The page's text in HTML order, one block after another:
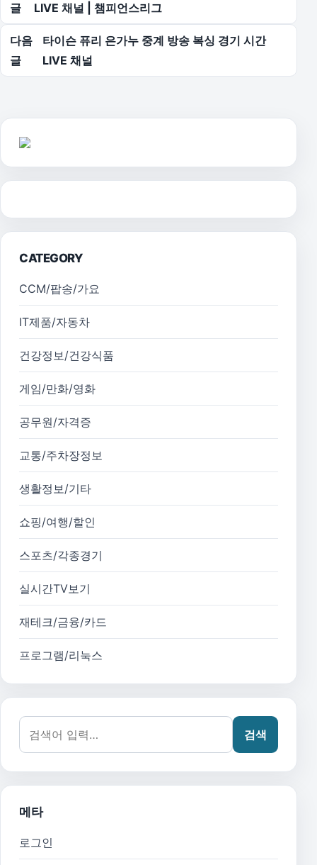
글
LIVE 채널 | 챔피언스리그
다음
글
타이슨 퓨리 은가누 중계 방송 복싱 경기 시간
LIVE 채널
CATEGORY
CCM/팝송/가요
IT제품/자동차
건강정보/건강식품
게임/만화/영화
공무원/자격증
교통/주차장정보
생활정보/기타
쇼핑/여행/할인
스포츠/각종경기
실시간TV보기
재테크/금융/카드
프로그램/리눅스
검색어:
검색
메타
로그인